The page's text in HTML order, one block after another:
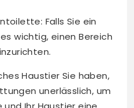
Falls Sie ein
wichtig, einen Bereich
Haustier Sie haben,
unerlässlich, um